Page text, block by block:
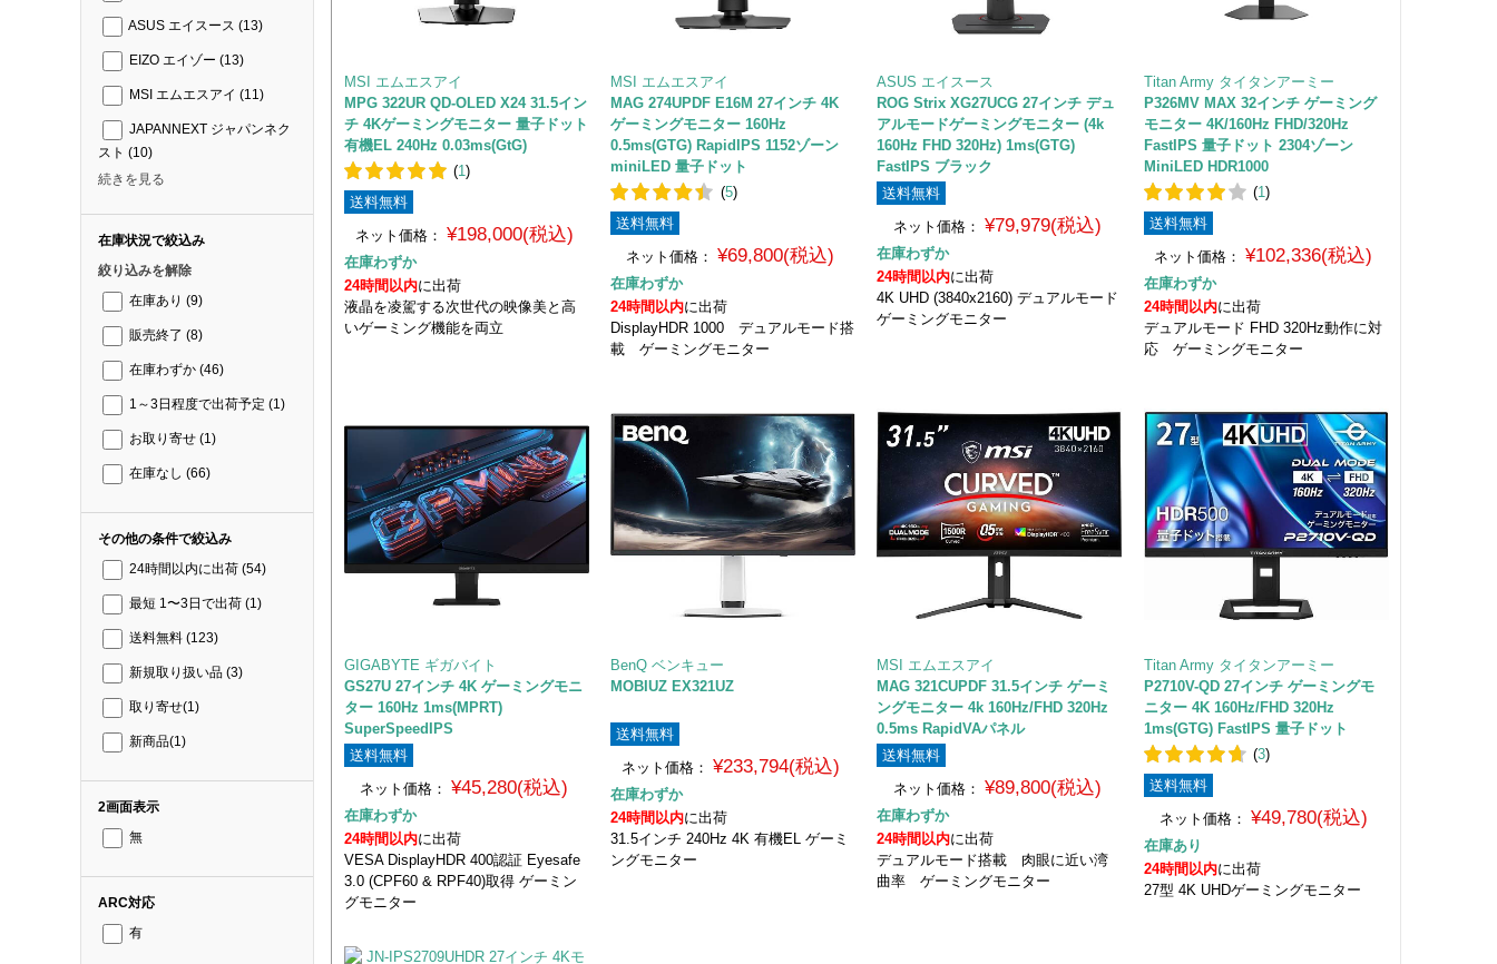
ASUS エイスース (13)
EIZO エイゾー (13)
MSI エムエスアイ (11)
JAPANNEXT ジャパンネク
スト (10)
続きを見る
在庫状況で絞込み
絞り込みを解除
在庫あり (9)
販売終了 (8)
在庫わずか (46)
1～3日程度で出荷予定 (1)
お取り寄せ (1)
在庫なし (66)
その他の条件で絞込み
24時間以内に出荷 (54)
最短 1〜3日で出荷 (1)
送料無料 (123)
新規取り扱い品 (3)
取り寄せ(1)
新商品(1)
2画面表示
無
ARC対応
有
MSI エムエスアイ
MPG 322UR QD-OLED X24 31.5イン
チ 4Kゲーミングモニター 量子ドット
有機EL 240Hz 0.03ms(GtG)
(1)
送料無料
ネット価格： ¥198,000(税込)
在庫わずか
24時間以内に出荷
液晶を凌駕する次世代の映像美と高
いゲーミング機能を両立
MSI エムエスアイ
MAG 274UPDF E16M 27インチ 4K
ゲーミングモニター 160Hz
0.5ms(GTG) RapidIPS 1152ゾーン
miniLED 量子ドット
(5)
送料無料
ネット価格：
¥69,800(税込)
在庫わずか
24時間以内に出荷
DisplayHDR 1000 デュアルモード搭
載 ゲーミングモニター
ASUS エイスース
ROG Strix XG27UCG 27インチ デュ
アルモードゲーミングモニター (4k
160Hz FHD 320Hz) 1ms(GTG)
FastIPS ブラック
送料無料
ネット価格： ¥79,979(税込)
在庫わずか
24時間以内に出荷
4K UHD (3840x2160) デュアルモード
ゲーミングモニター
Titan Army タイタンアーミー
P326MV MAX 32インチ ゲーミング
モニター 4K/160Hz FHD/320Hz
FastIPS 量子ドット 2304ゾーン
MiniLED HDR1000
(1)
送料無料
ネット価格：
¥102,336(税込)
在庫わずか
24時間以内に出荷
デュアルモード FHD 320Hz動作に対
応 ゲーミングモニター
GIGABYTE ギガバイト
GS27U 27インチ 4K ゲーミングモニ
ター 160Hz 1ms(MPRT)
SuperSpeedIPS
送料無料
ネット価格：
¥45,280(税込)
在庫わずか
24時間以内に出荷
VESA DisplayHDR 400認証 Eyesafe
3.0 (CPF60 & RPF40)取得 ゲーミン
グモニター
BenQ ベンキュー
MOBIUZ EX321UZ
送料無料
ネット価格： ¥233,794(税込)
在庫わずか
24時間以内に出荷
31.5インチ 240Hz 4K 有機EL ゲーミ
ングモニター
MSI エムエスアイ
MAG 321CUPDF 31.5インチ ゲーミ
ングモニター 4k 160Hz/FHD 320Hz
0.5ms RapidVAパネル
送料無料
ネット価格： ¥89,800(税込)
在庫わずか
24時間以内に出荷
デュアルモード搭載 肉眼に近い湾
曲率 ゲーミングモニター
Titan Army タイタンアーミー
P2710V-QD 27インチ ゲーミングモ
ニター 4K 160Hz/FHD 320Hz
1ms(GTG) FastIPS 量子ドット
(3)
送料無料
ネット価格： ¥49,780(税込)
在庫あり
24時間以内に出荷
27型 4K UHDゲーミングモニター